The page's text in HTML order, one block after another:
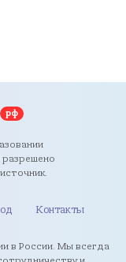
рф
Контакты
в России. Мы всегда